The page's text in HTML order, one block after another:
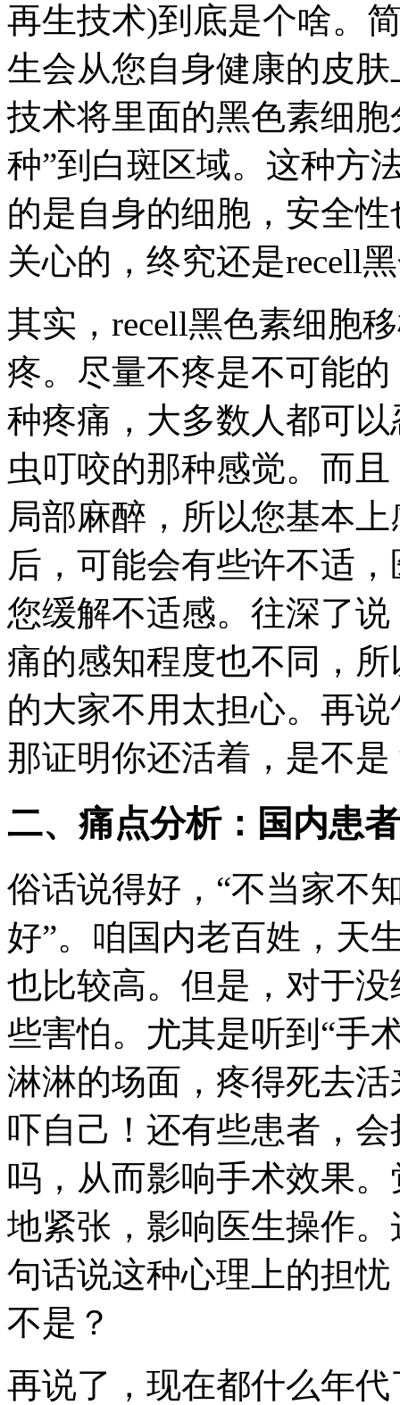
再生技术)到底是个啥。
生会从您自身健康的皮
技术将里面的黑色素细
种”到白斑区域。这种方
的是自身的细胞，安全
关心的，终究还是recell
其实，recell黑色素细胞
疼。尽量不疼是不可能
种疼痛，大多数人都可
虫叮咬的那种感觉。而
局部麻醉，所以您基本
后，可能会有些许不适
您缓解不适感。往深了
痛的感知程度也不同，
的大家不用太担心。再
那证明你还活着，是不是
二、痛点分析：国内患
俗话说得好，“不当家不
好”。咱国内老百姓，天
也比较高。但是，对于
些害怕。尤其是听到“手
淋淋的场面，疼得死去
吓自己！还有些患者，
吗，从而影响手术效果
地紧张，影响医生操作
句话说这种心理上的担
不是？
再说了，现在都什么年